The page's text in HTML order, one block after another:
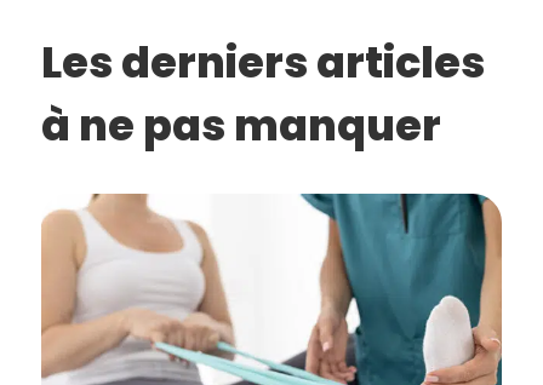
Les derniers articles
à ne pas manquer